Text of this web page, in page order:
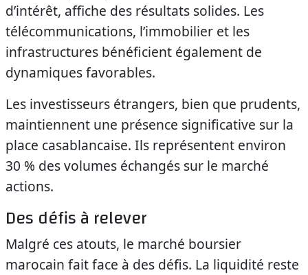
d’intérêt, affiche des résultats solides. Les
télécommunications, l’immobilier et les
infrastructures bénéficient également de
dynamiques favorables.
Les investisseurs étrangers, bien que prudents,
maintiennent une présence significative sur la
place casablancaise. Ils représentent environ
30 % des volumes échangés sur le marché
actions.
Des défis à relever
Malgré ces atouts, le marché boursier
marocain fait face à des défis. La liquidité reste